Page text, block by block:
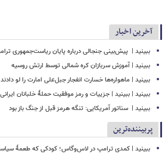
آخرین اخبار
ببینید | ‏ پیش‌بینی جنجالی درباره پایان ریاست‌جمهوری
ببینید | آموزش سربازان کره شمالی توسط ارتش روسیه
ببینید | ماهواره‌ها خسارت انفجار جبل‌علی امارت را لو دادند
ببینید | ببینید | جزییات و رمز موفقیت حملۀ خلبانان ایرانی
ببینید | ‏ سناتور آمریکایی: تنگه هرمز قبل از جنگ باز بود
پربیننده‌ترین
ببینید | کمدی ترامپ در لاس‌وگاس؛ کودکی که طعمۀ